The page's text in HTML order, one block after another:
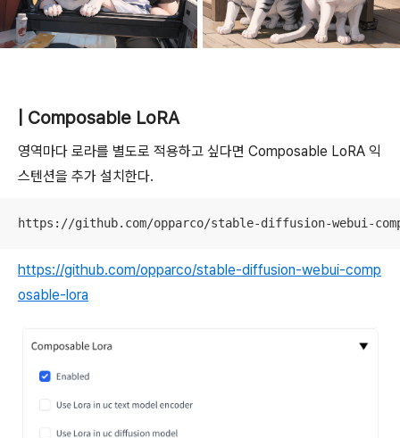
| Composable LoRA
영역마다 로라를 별도로 적용하고 싶다면 Composable LoRA 익
스텐션을 추가 설치한다.
https://github.com/opparco/stable-diffusion-webui-
https://github.com/opparco/stable-diffusion-webui-comp
osable-lora